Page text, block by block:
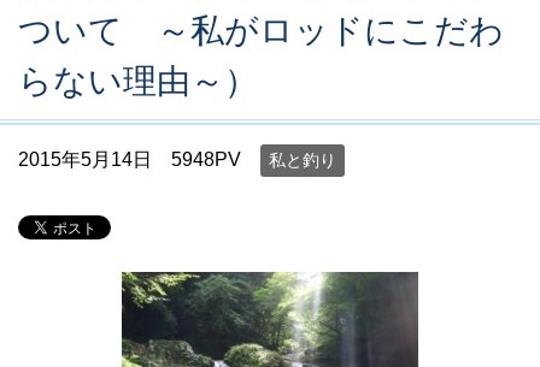
ついて ～私がロッドにこだわ
らない理由～）
2015年5月14日 5948PV 私と釣り